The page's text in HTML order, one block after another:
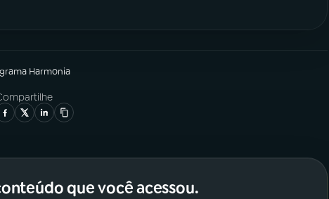
Harmonia
que você acessou.